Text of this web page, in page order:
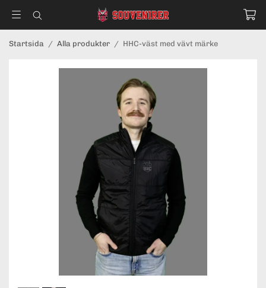
Startsida / Alla produkter / HHC-väst med vävt märke